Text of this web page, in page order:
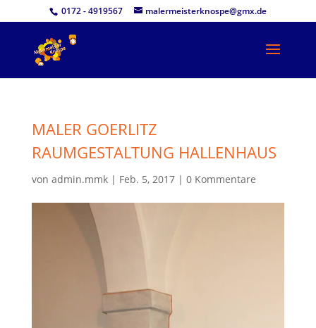
0172 - 4919567 malermeisterknospe@gmx.de
MALER GOERLITZ
RAUMGESTALTUNG HALLENHAUS
von admin.mmk| Feb. 5, 2017| 0 Kommentare